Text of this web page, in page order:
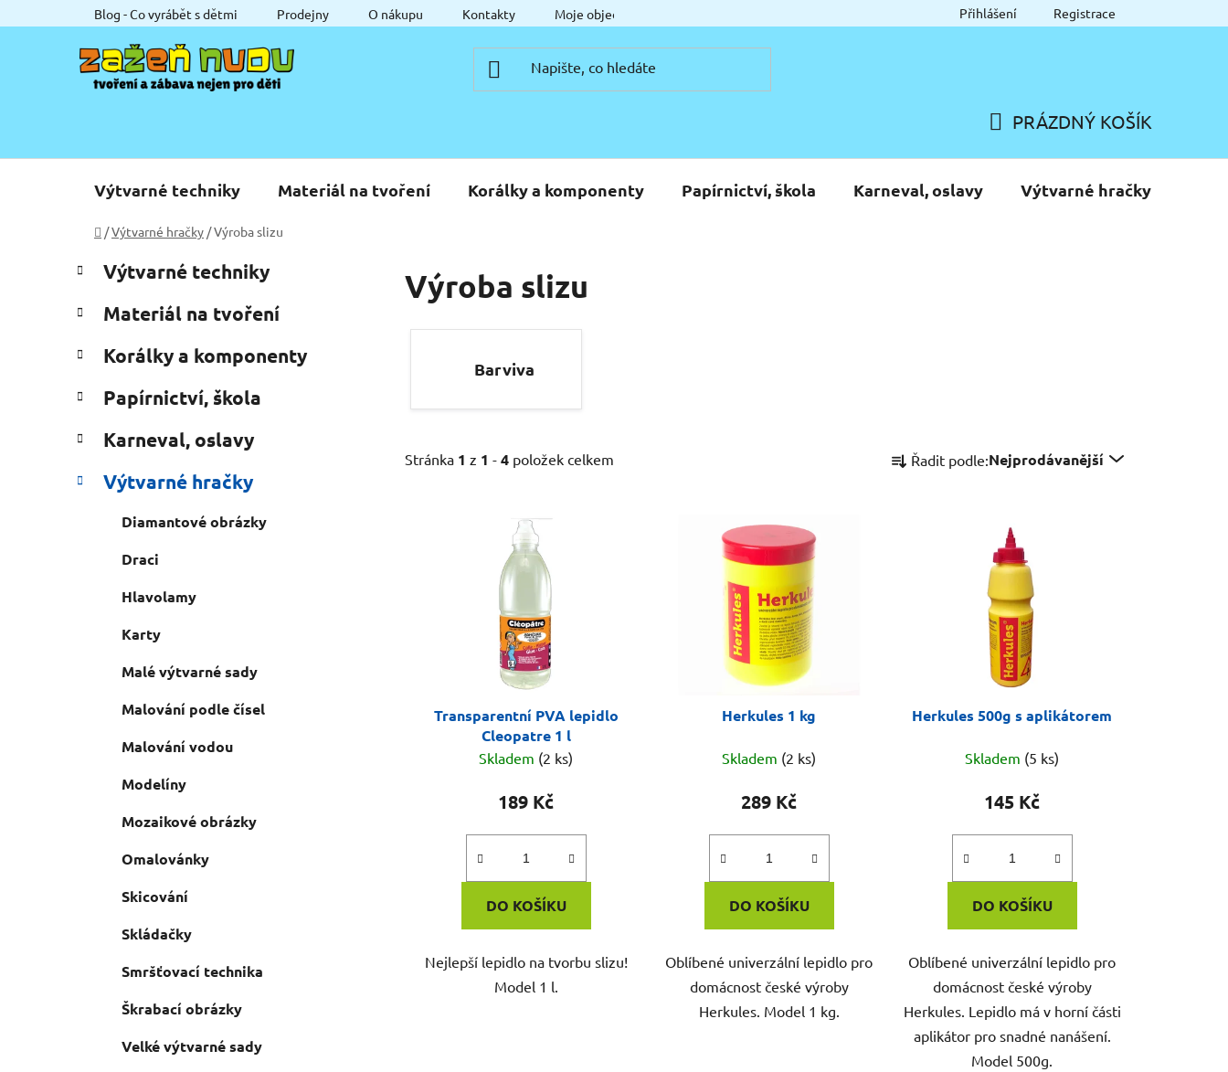
na
Blog - Co vyrábět s dětmi Prodejny O nákupu Kontakty Moje objednávka Přihlášení Registrace
KOŠÍK
PRÁZDNÝ KOŠÍK
Výtvarné techniky Materiál na tvoření Korálky a komponenty Papírnictví, škola Karneval, oslavy Výtvarné hračky
Domů
/Výtvarné hračky /Výroba slizu
P
o
s
r
n
n
í
p
Přeskočit
kategorie
a
e
o
i
Výtvarné techniky
Materiál na tvoření
Korálky a komponenty
Papírnictví, škola
Karneval, oslavy
Výtvarné hračky
Diamantové obrázky
Draci
Hlavolamy
Karty
Malé výtvarné sady
Malování podle čísel
Malování vodou
Modelíny
Mozaikové obrázky
Omalovánky
Skicování
Skládačky
Smršťovací technika
Škrabací obrázky
Velké výtvarné sady
Výroba slizu
Barviva
Stránka 1 z 1 - 4 položek celkem
a Řadit podle:Nejprodávanější
Transparentní PVA lepidlo
Cleopatre 1 l
Skladem (2 ks)
189 Kč
DO KOŠÍKU
Nejlepší lepidlo na tvorbu slizu!
Model 1 l.
Herkules 1 kg
Skladem (2 ks)
289 Kč
DO KOŠÍKU
Oblíbené univerzální lepidlo pro
domácnost české výroby
Herkules. Model 1 kg.
Herkules 500g s aplikátorem
Skladem (5 ks)
145 Kč
DO KOŠÍKU
Oblíbené univerzální lepidlo pro
domácnost české výroby
Herkules. Lepidlo má v horní části
aplikátor pro snadné nanášení.
Model 500g.